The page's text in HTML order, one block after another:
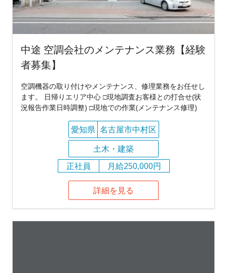
中途 空調会社のメンテナンス業務【経験
者募集】
空調機器の取り付けやメンテナンス、修理業務をお任せし
ます。 日帰りエリア中心 □現地調査お客様との打合せ(状
況報告作業日時調整) □現地での作業(メンテナンス修理)
愛知県 名古屋市中村区
土木・建築
正社員
月給250,000円
詳細を見る